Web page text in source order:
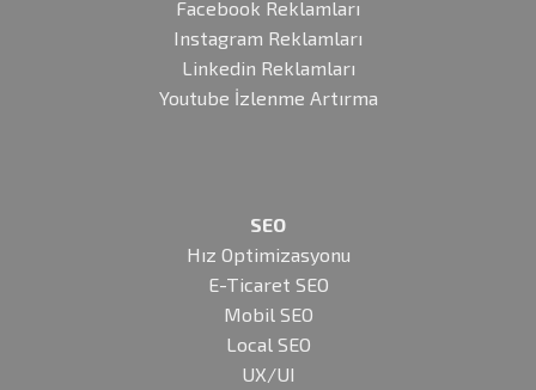
Facebook Reklamları
Instagram Reklamları
Linkedin Reklamları
Youtube İzlenme Artırma
SEO
Hız Optimizasyonu
E-Ticaret SEO
Mobil SEO
Local SEO
UX/UI